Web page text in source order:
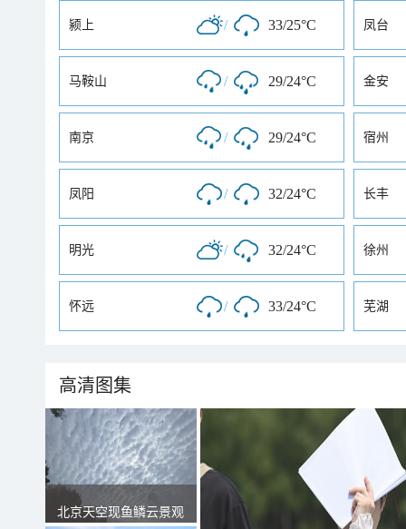
颍上 / 33/25°C 凤台
马鞍山 / 29/24°C 金安
南京 / 29/24°C 宿州
凤阳 / 32/24°C 长丰
明光 / 32/24°C 徐州
怀远 / 33/24°C 芜湖
高清图集
北京天空现鱼鳞云景观